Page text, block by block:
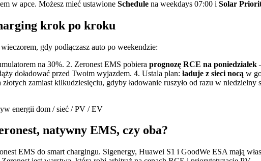
w apce. Możesz mieć ustawione Schedule na weekdays 07:00 i Solar
krok po kroku
gdy podłączasz auto po weekendzie:
na 30%. 2. Zeronest EMS pobiera prognozę RCE na poniedziałek
doładować przed Twoim wyjazdem. 4. Ustala plan: ładuje z sieci nocą w
zamiast kilkudziesięciu, gdyby ładowanie ruszyło od razu w niedzielny
energii dom / sieć / PV / EV
natywny EMS, czy oba?
EMS do smart chargingu. Sigenergy, Huawei S1 i GoodWe ESA mają